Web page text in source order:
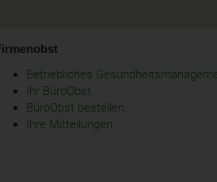
Betriebliches
Ihr BüroObst
BüroObst bestellen
Ihre Mitteilungen